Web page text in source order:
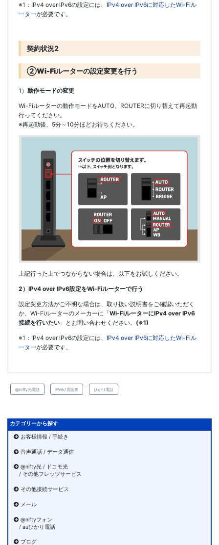
※1：IPv4 over IPv6の設定には、 IPv4 over IPv6に対応したWi-Fiル
ーターが必要です。
契約状況2
②Wi-Fiルーターの設定変更を行う
1） 動作モードの変更
Wi-Fiルーターの動作モードをAUTO、ROUTERに切り替えて再起動
行ってください。
※再起動後、5分～10分ほどお待ちください。
上記行った上でつながらない場合は、以下をお試しください。
2）IPv4 over IPv6設定をWi-Fiルーターで行う
設定変更方法がご不明な場合は、取り扱い説明書をご確認いただく
か、Wi-Fiルーターのメーカーに「Wi-FiルーターにIPv4 over IPv6
接続を行いたい 」とお問い合わせください。 (※1)
※1：IPv4 over IPv6の設定には、 IPv4 over IPv6に対応したWi-Fiル
ーターが必要です。
@nifty光電話 IPv6 / 固定IP ひかり電話
カテゴリーから探す
お客様情報 / 手続き
音声通話 / データ通信
@nifty光 / ドコモ光
/ その他フレッツサービス
その他接続サービス
メール
@niftyフォン
/ auひかり電話
ブログ